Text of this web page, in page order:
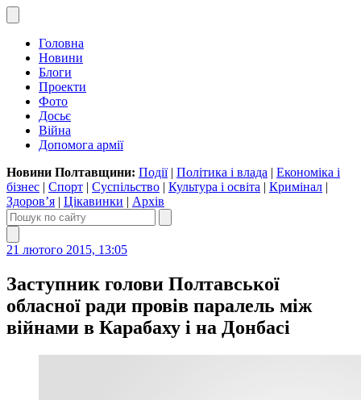
Головна
Новини
Блоги
Проекти
Фото
Досьє
Війна
Допомога армії
Новини Полтавщини: Події| Політика і влада | Економіка і
бізнес | Спорт | Суспільство | Культура і освіта | Кримінал |
Здоров’я | Цікавинки | Архів
21 лютого 2015, 13:05
Заступник голови Полтавської
обласної ради провів паралель між
війнами в Карабаху і на Донбасі